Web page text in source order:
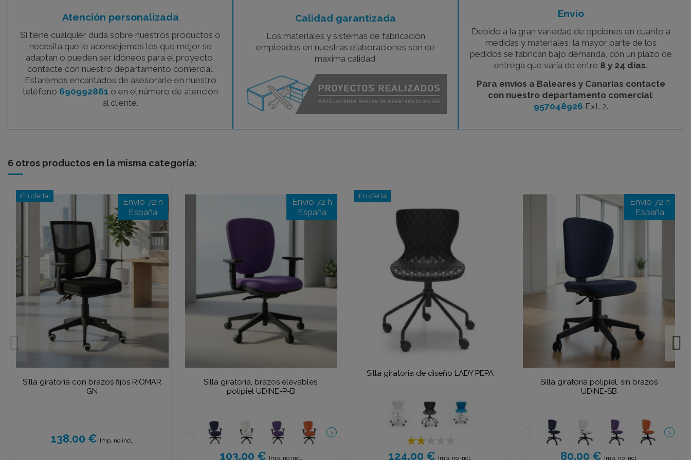
Atención personalizada
Si tiene cualquier duda sobre nuestros productos o
necesita que le aconsejemos los que mejor se
adaptan o pueden ser idóneos para el proyecto,
contacte con nuestro departamento comercial.
Estaremos encantados de asesorarle en nuestro
teléfono 690992861 o en el número de atención
al cliente.
Calidad garantizada
Los materiales y sistemas de fabricación
empleados en nuestras elaboraciones son de
máxima calidad.
Envío
Debido a la gran variedad de opciones en cuanto a
medidas y materiales, la mayor parte de los
pedidos se fabrican bajo demanda, con un plazo de
entrega que varía de entre 8 y 24 días.
Para envíos a Baleares y Canarias contacte
con nuestro departamento comercial:
957048926 Ext. 2.
6 otros productos en la misma categoría:
Envío 72 h
España
¡En oferta!
Silla giratoria con brazos fijos RIOMAR
GN
138.00 € Imp. no incl.
Envío 72 h
España
Silla giratoria, brazos elevables,
polipiel UDINE-P-B
103.00 € Imp. no incl.
¡En oferta!
Silla giratoria de diseño LADY PEPA
124.00 € Imp. no incl.
Envío 72 h
España
Silla giratoria polipiel, sin brazos
UDINE-SB
80.00 € Imp. no incl.